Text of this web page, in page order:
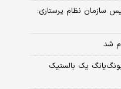
سازمان نظام پرستاری:
شد
یک بالستیک